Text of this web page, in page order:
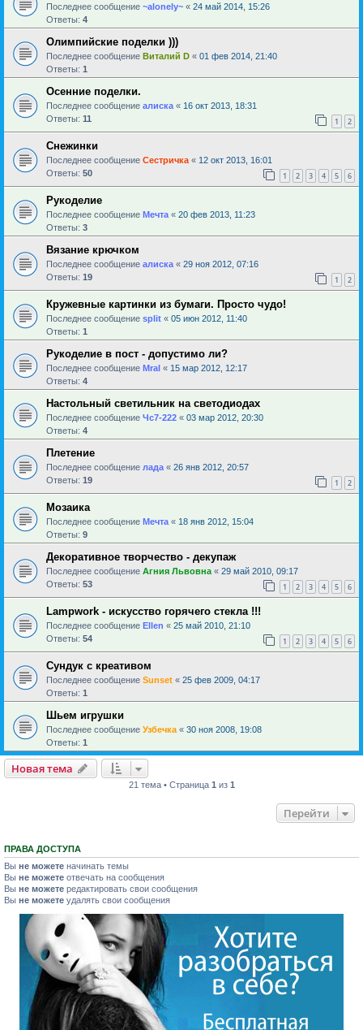
Последнее сообщение ~alonely~ « 24 май 2014, 15:26
Ответы: 4
Олимпийские поделки )))
Последнее сообщение Виталий D « 01 фев 2014, 21:40
Ответы: 1
Осенние поделки.
Последнее сообщение алиска « 16 окт 2013, 18:31
Ответы: 11 1 2
Снежинки
Последнее сообщение Сестричка « 12 окт 2013, 16:01
Ответы: 50 1 2 3 4 5 6
Рукоделие
Последнее сообщение Мечта « 20 фев 2013, 11:23
Ответы: 3
Вязание крючком
Последнее сообщение алиска « 29 ноя 2012, 07:16
Ответы: 19 1 2
Кружевные картинки из бумаги. Просто чудо!
Последнее сообщение sрlit « 05 июн 2012, 11:40
Ответы: 1
Рукоделие в пост - допустимо ли?
Последнее сообщение Mral « 15 мар 2012, 12:17
Ответы: 4
Настольный светильник на светодиодах
Последнее сообщение Чс7-222 « 03 мар 2012, 20:30
Ответы: 4
Плетение
Последнее сообщение лада « 26 янв 2012, 20:57
Ответы: 19 1 2
Мозаика
Последнее сообщение Мечта « 18 янв 2012, 15:04
Ответы: 9
Декоративное творчество - декупаж
Последнее сообщение Агния Львовна « 29 май 2010, 09:17
Ответы: 53 1 2 3 4 5 6
Lampwork - искусство горячего стекла !!!
Последнее сообщение Ellen « 25 май 2010, 21:10
Ответы: 54 1 2 3 4 5 6
Сундук с креативом
Последнее сообщение Sunset « 25 фев 2009, 04:17
Ответы: 1
Шьем игрушки
Последнее сообщение Узбечка « 30 ноя 2008, 19:08
Ответы: 1
Новая тема
21 тема • Страница 1 из 1
Перейти
ПРАВА ДОСТУПА
Вы не можете начинать темы
Вы не можете отвечать на сообщения
Вы не можете редактировать свои сообщения
Вы не можете удалять свои сообщения